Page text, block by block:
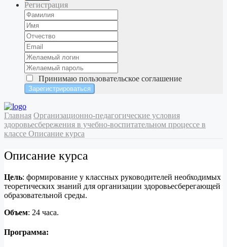
Регистрация
Принимаю пользовательское соглашение
Главная Организационно-педагогические условия
здоровьесбережения в учебно-воспитательном процессе в
классе Описание курса
Описание курса
Цель: формирование у классных руководителей необходимых
теоретических знаний для организации здоровьесберегающей
образовательной среды.
Объем: 24 часа.
Программа: